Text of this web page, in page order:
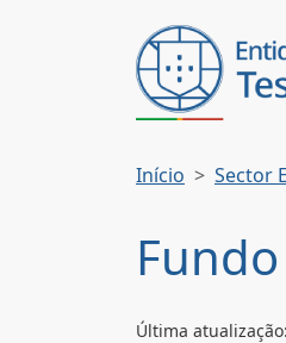
Início Sector
Última atualização: